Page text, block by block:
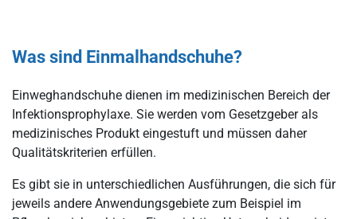
Was sind Einmalhandschuhe?
Einweghandschuhe dienen im medizinischen Bereich der
Infektionsprophylaxe. Sie werden vom Gesetzgeber als
medizinisches Produkt eingestuft und müssen daher
Qualitätskriterien erfüllen.
Es gibt sie in unterschiedlichen Ausführungen, die sich für
jeweils andere Anwendungsgebiete zum Beispiel im